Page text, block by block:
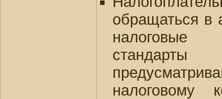
обращаться в
налоговому